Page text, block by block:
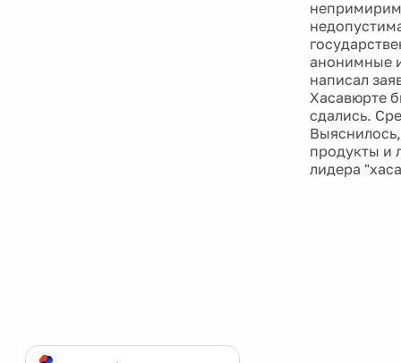
анонимные
написал
Хасавюрте
сдались.
продукты и
лидера